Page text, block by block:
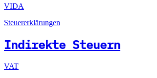
VIDA
Steuererklärungen
Indirekte Steuern
VAT